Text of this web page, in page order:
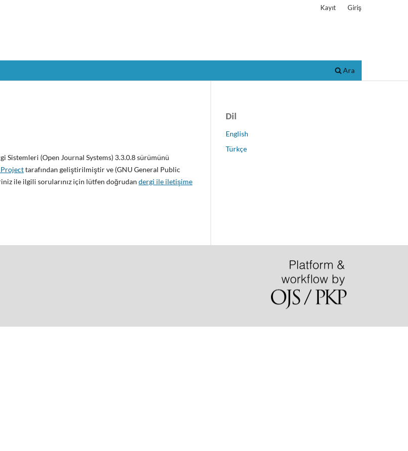
Ara
Kayıt Giriş
Sistemleri (Open Journal Systems) 3.3.0.8 sürümünü
tarafından geliştirilmiştir ve (GNU General Public
ile ilgili sorularınız için lütfen doğrudan dergi ile iletişime
Dil
English
Türkçe